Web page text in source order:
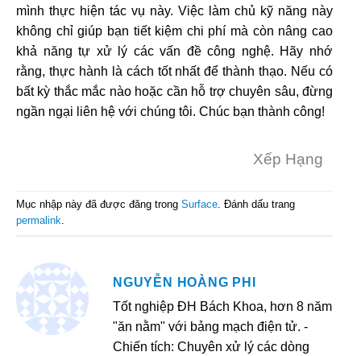
mình thực hiện tác vụ này. Việc làm chủ kỹ năng này
không chỉ giúp bạn tiết kiệm chi phí mà còn nâng cao
khả năng tự xử lý các vấn đề công nghệ. Hãy nhớ
rằng, thực hành là cách tốt nhất để thành thạo. Nếu có
bất kỳ thắc mắc nào hoặc cần hỗ trợ chuyên sâu, đừng
ngần ngại liên hệ với chúng tôi. Chúc bạn thành công!
Xếp Hạng
Mục nhập này đã được đăng trong Surface. Đánh dấu trang
permalink.
NGUYỄN HOÀNG PHI
Tốt nghiệp ĐH Bách Khoa, hơn 8 năm
"ăn nằm" với bảng mạch điện tử. -
Chiến tích: Chuyên xử lý các dòng